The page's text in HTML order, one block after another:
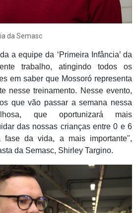
da Semasc
a equipe da ‘Primeira Infância’ da
trabalho, atingindo todos os
em saber que Mossoró representa
nesse treinamento. Nesse evento,
que vão passar a semana nessa
que oportunizará mais
das nossas crianças entre 0 e 6
fase da vida, a mais importante",
da Semasc, Shirley Targino.